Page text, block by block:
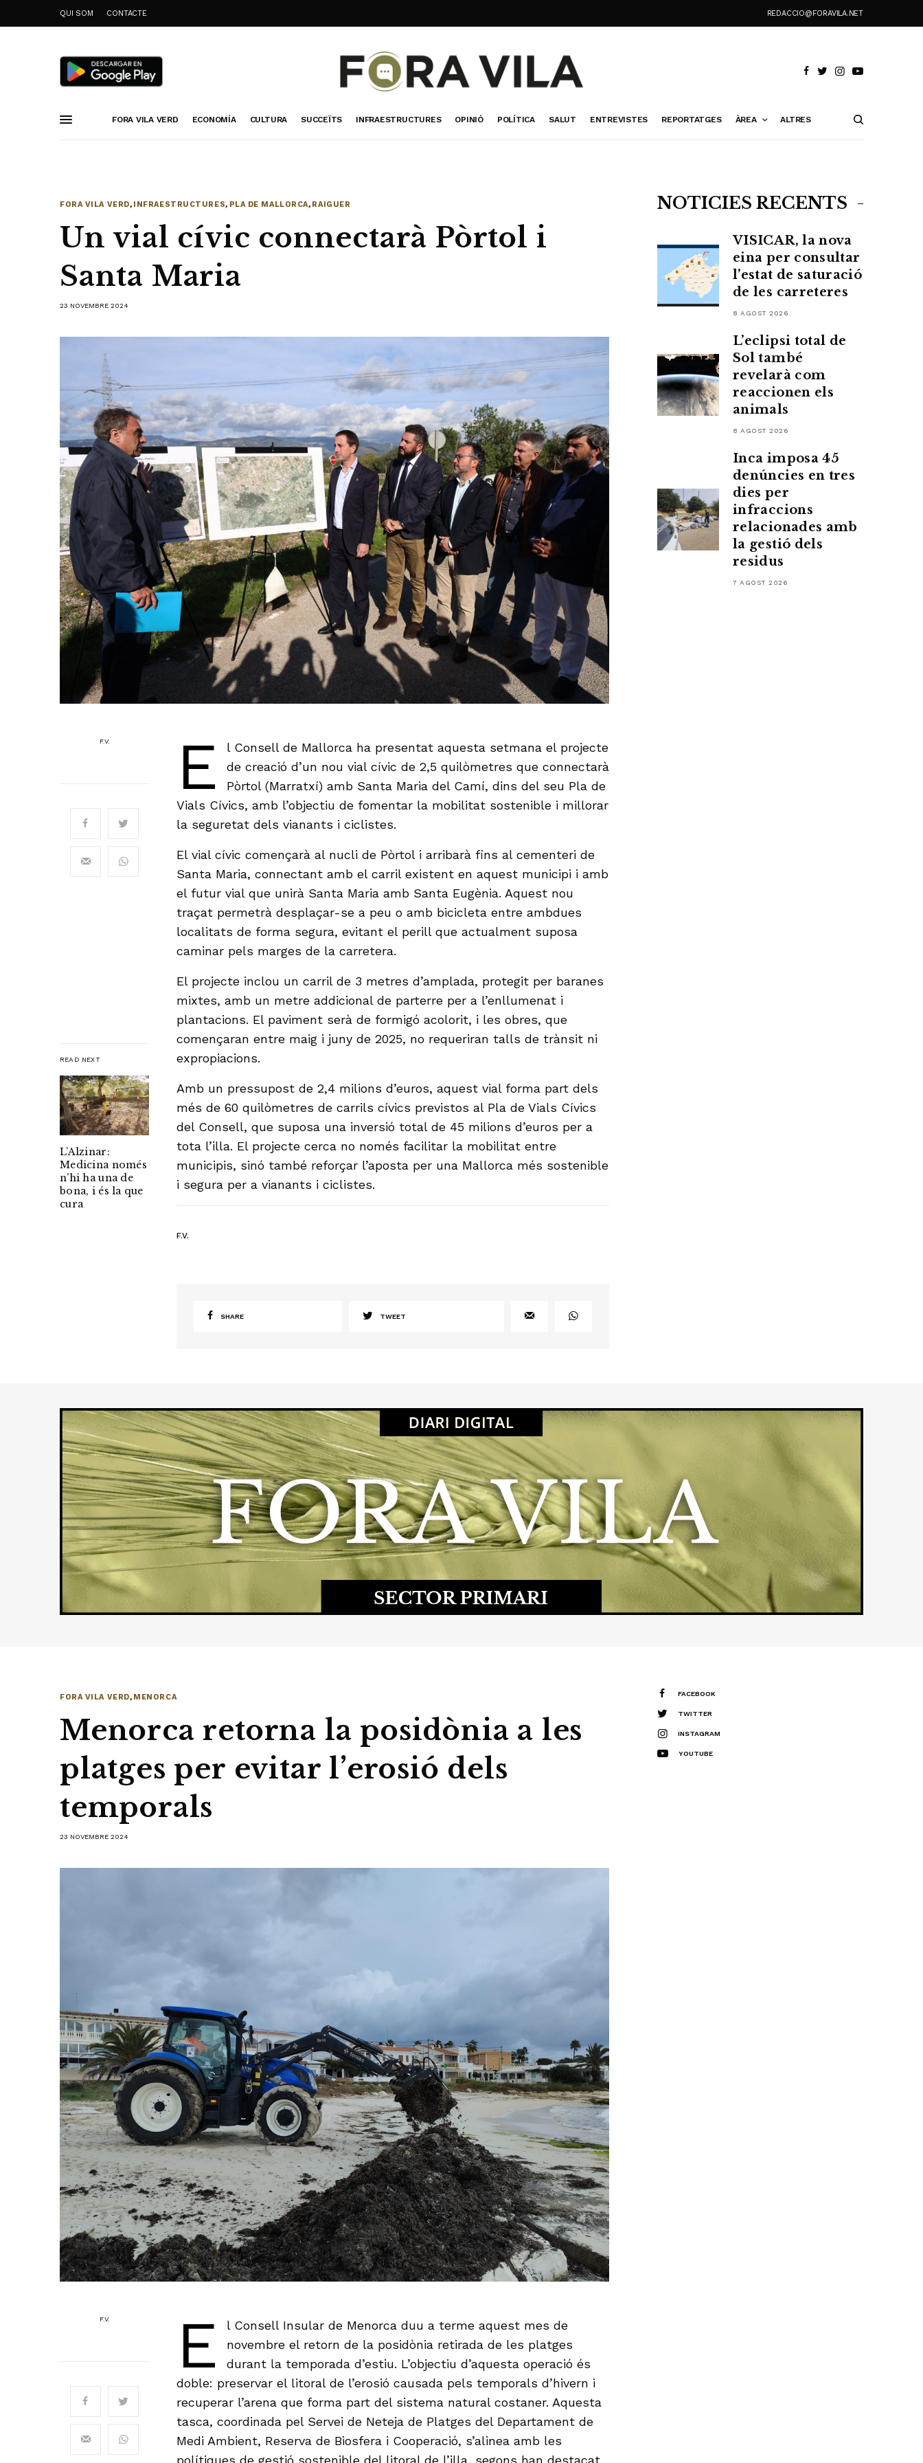
QUI SOM CONTACTE REDACCIO@FORAVILA.NET
FORA VILA VERD ECONOMÍA CULTURA SUCCEÏTS INFRAESTRUCTURES OPINIÓ POLÍTICA SALUT ENTREVISTES REPORTATGES ÀREA ALTRES
FORA VILA VERD, INFRAESTRUCTURES, PLA DE MALLORCA, RAIGUER
Un vial cívic connectarà Pòrtol i
Santa Maria
23 NOVEMBRE 2024
F.V.
READ NEXT
L’Alzinar:
Medicina només
n’hi ha una de
bona, i és la que
cura
E
l Consell de Mallorca ha presentat aquesta setmana el projecte
de creació d’un nou vial cívic de 2,5 quilòmetres que connectarà
Pòrtol (Marratxí) amb Santa Maria del Camí, dins del seu Pla de
Vials Cívics, amb l’objectiu de fomentar la mobilitat sostenible i millorar
la seguretat dels vianants i ciclistes.
El vial cívic començarà al nucli de Pòrtol i arribarà fins al cementeri de
Santa Maria, connectant amb el carril existent en aquest municipi i amb
el futur vial que unirà Santa Maria amb Santa Eugènia. Aquest nou
traçat permetrà desplaçar-se a peu o amb bicicleta entre ambdues
localitats de forma segura, evitant el perill que actualment suposa
caminar pels marges de la carretera.
El projecte inclou un carril de 3 metres d’amplada, protegit per baranes
mixtes, amb un metre addicional de parterre per a l’enllumenat i
plantacions. El paviment serà de formigó acolorit, i les obres, que
començaran entre maig i juny de 2025, no requeriran talls de trànsit ni
expropiacions.
Amb un pressupost de 2,4 milions d’euros, aquest vial forma part dels
més de 60 quilòmetres de carrils cívics previstos al Pla de Vials Cívics
del Consell, que suposa una inversió total de 45 milions d’euros per a
tota l’illa. El projecte cerca no només facilitar la mobilitat entre
municipis, sinó també reforçar l’aposta per una Mallorca més sostenible
i segura per a vianants i ciclistes.
F.V.
SHARE TWEET
NOTÍCIES RECENTS
VISICAR, la nova
eina per consultar
l’estat de saturació
de les carreteres
8 AGOST 2026
L’eclipsi total de
Sol també
revelarà com
reaccionen els
animals
8 AGOST 2026
Inca imposa 45
denúncies en tres
dies per
infraccions
relacionades amb
la gestió dels
residus
7 AGOST 2026
FORA VILA VERD, MENORCA
Menorca retorna la posidònia a les
platges per evitar l’erosió dels
temporals
23 NOVEMBRE 2024
F.V. E
l Consell Insular de Menorca duu a terme aquest mes de
novembre el retorn de la posidònia retirada de les platges
durant la temporada d’estiu. L’objectiu d’aquesta operació és
doble: preservar el litoral de l’erosió causada pels temporals d’hivern i
recuperar l’arena que forma part del sistema natural costaner. Aquesta
tasca, coordinada pel Servei de Neteja de Platges del Departament de
Medi Ambient, Reserva de Biosfera i Cooperació, s’alinea amb les
polítiques de gestió sostenible del litoral de l’illa, segons han destacat
FACEBOOK
TWITTER
INSTAGRAM
YOUTUBE